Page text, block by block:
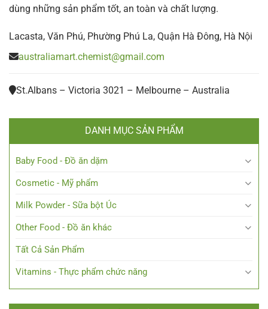
dùng những sản phẩm tốt, an toàn và chất lượng.
Lacasta, Văn Phú, Phường Phú La, Quận Hà Đông, Hà Nội
australiamart.chemist@gmail.com
St.Albans – Victoria 3021 – Melbourne – Australia
DANH MỤC SẢN PHẨM
Baby Food - Đồ ăn dặm
Cosmetic - Mỹ phẩm
Milk Powder - Sữa bột Úc
Other Food - Đồ ăn khác
Tất Cả Sản Phẩm
Vitamins - Thực phẩm chức năng